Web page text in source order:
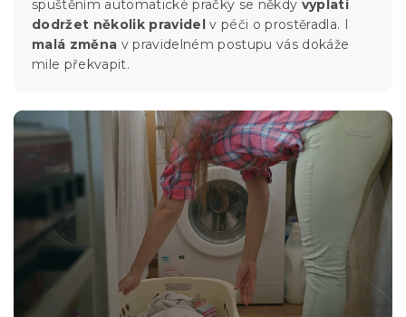
spuštěním automatické pračky se někdy vyplatí
dodržet několik pravidel v péči o prostěradla. I
malá změna v pravidelném postupu vás dokáže
mile překvapit.